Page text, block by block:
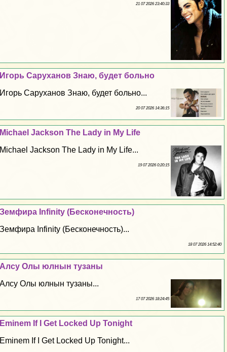
21 07 2026 23:40:33
Игорь Саруханов Знаю, будет больно
Игорь Саруханов Знаю, будет больно...
20 07 2026 14:36:15
Michael Jackson The Lady in My Life
Michael Jackson The Lady in My Life...
19 07 2026 0:20:15
Земфира Infinity (Бесконечность)
Земфира Infinity (Бесконечность)...
18 07 2026 14:52:40
Алсу Олы юлнын тузаны
Алсу Олы юлнын тузаны...
17 07 2026 18:24:45
Eminem If I Get Locked Up Tonight
Eminem If I Get Locked Up Tonight...